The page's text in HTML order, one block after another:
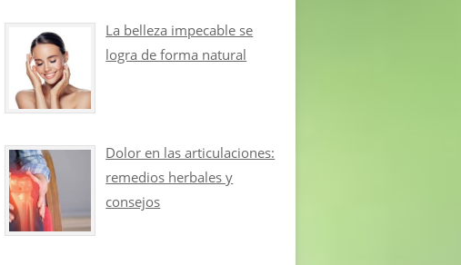
La belleza impecable se
logra de forma natural
Dolor en las articulaciones:
remedios herbales y
consejos